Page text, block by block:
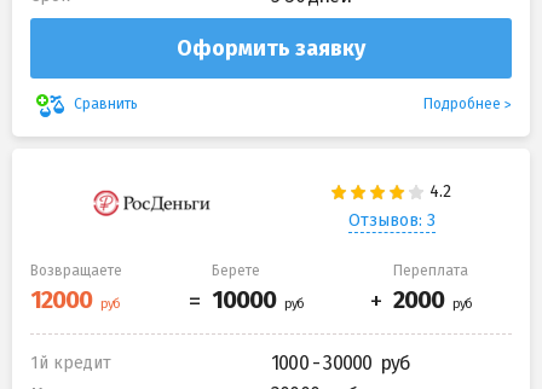
Оформить заявку
Сравнить Подробнее
Отзывов: 3
Возвращаете Берете Переплата
1й кредит 1000 - 30000